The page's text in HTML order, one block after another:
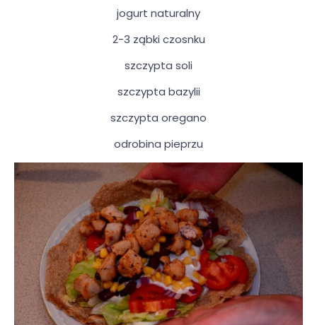
jogurt naturalny
2-3 ząbki czosnku
szczypta soli
szczypta bazylii
szczypta oregano
odrobina pieprzu